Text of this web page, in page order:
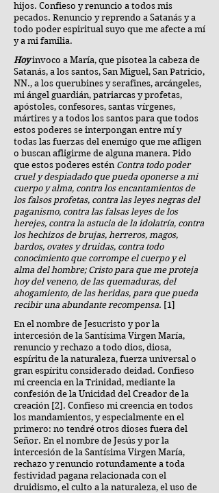
hijos. Confieso y renuncio a todos mis
pecados. Renuncio y reprendo a Satanás y a
todo poder espiritual suyo que me afecte a mí
y a mi familia.
Hoyinvoco a María, que pisotea la cabeza de
Satanás, a los santos, San Miguel, San Patricio,
NN., a los querubines y serafines, arcángeles,
mi ángel guardián, patriarcas y profetas,
apóstoles, confesores, santas vírgenes,
mártires y a todos los santos para que todos
estos poderes se interpongan entre mí y
todas las fuerzas del enemigo que me afligen
o buscan afligirme de alguna manera. Pido
que estos poderes estén Contra todo poder
cruel y despiadado que pueda oponerse a mi
cuerpo y alma, contra los encantamientos de
los falsos profetas, contra las leyes negras del
paganismo, contra las falsas leyes de los
herejes, contra la astucia de la idolatría, contra
los hechizos de brujas, herreros, magos,
bardos, ovates y druidas, contra todo
conocimiento que corrompe el cuerpo y el
alma del hombre; Cristo para que me proteja
hoy del veneno, de las quemaduras, del
ahogamiento, de las heridas, para que pueda
recibir una abundante recompensa. [1]
En el nombre de Jesucristo y por la
intercesión de la Santísima Virgen María,
renuncio y rechazo a todo dios, diosa,
espíritu de la naturaleza, fuerza universal o
gran espíritu considerado deidad. Confieso
mi creencia en la Trinidad, mediante la
confesión de la Unicidad del Creador de la
creación [2]. Confieso mi creencia en todos
los mandamientos, y especialmente en el
primero: no tendré otros dioses fuera del
Señor. En el nombre de Jesús y por la
intercesión de la Santísima Virgen María,
rechazo y renuncio rotundamente a toda
festividad pagana relacionada con el
druidismo, el culto a la naturaleza, el uso de